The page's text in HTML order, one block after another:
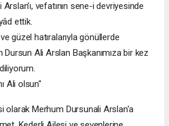
Arslan’ı, vefatının sene-i devriyesinde
ettik.
güzel hatıralarıyla gönüllerde
Ali Arslan Başkanımıza bir kez
Ali olsun"
olarak Merhum Dursunali Arslan'a